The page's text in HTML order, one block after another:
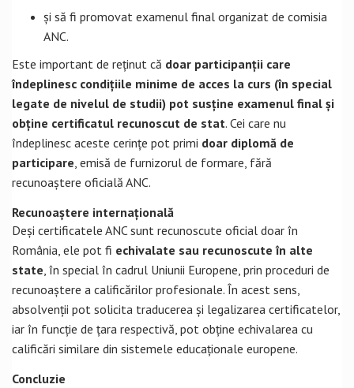
și să fi promovat examenul final organizat de comisia
ANC.
Este important de reținut că doar participanții care
îndeplinesc condițiile minime de acces la curs (în special
legate de nivelul de studii) pot susține examenul final și
obține certificatul recunoscut de stat. Cei care nu
îndeplinesc aceste cerințe pot primi doar diplomă de
participare, emisă de furnizorul de formare, fără
recunoaștere oficială ANC.
Recunoaștere internațională
Deși certificatele ANC sunt recunoscute oficial doar în
România, ele pot fi echivalate sau recunoscute în alte
state, în special în cadrul Uniunii Europene, prin proceduri de
recunoaștere a calificărilor profesionale. În acest sens,
absolvenții pot solicita traducerea și legalizarea certificatelor,
iar în funcție de țara respectivă, pot obține echivalarea cu
calificări similare din sistemele educaționale europene.
Concluzie